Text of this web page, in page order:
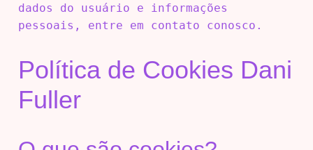
dados do usuário e informações
pessoais, entre em contato conosco.
Política de Cookies Dani
Fuller